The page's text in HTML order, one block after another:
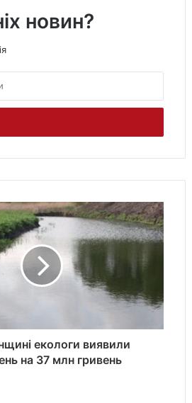
новин?
екологи виявили
на 37 млн гривень